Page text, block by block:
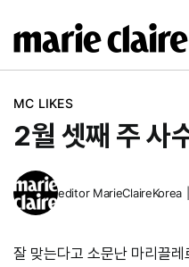
텐
MC LIKES
2월 셋째 주 사
editor MarieClaireKorea
잘 맞는다고 소문난 마리끌